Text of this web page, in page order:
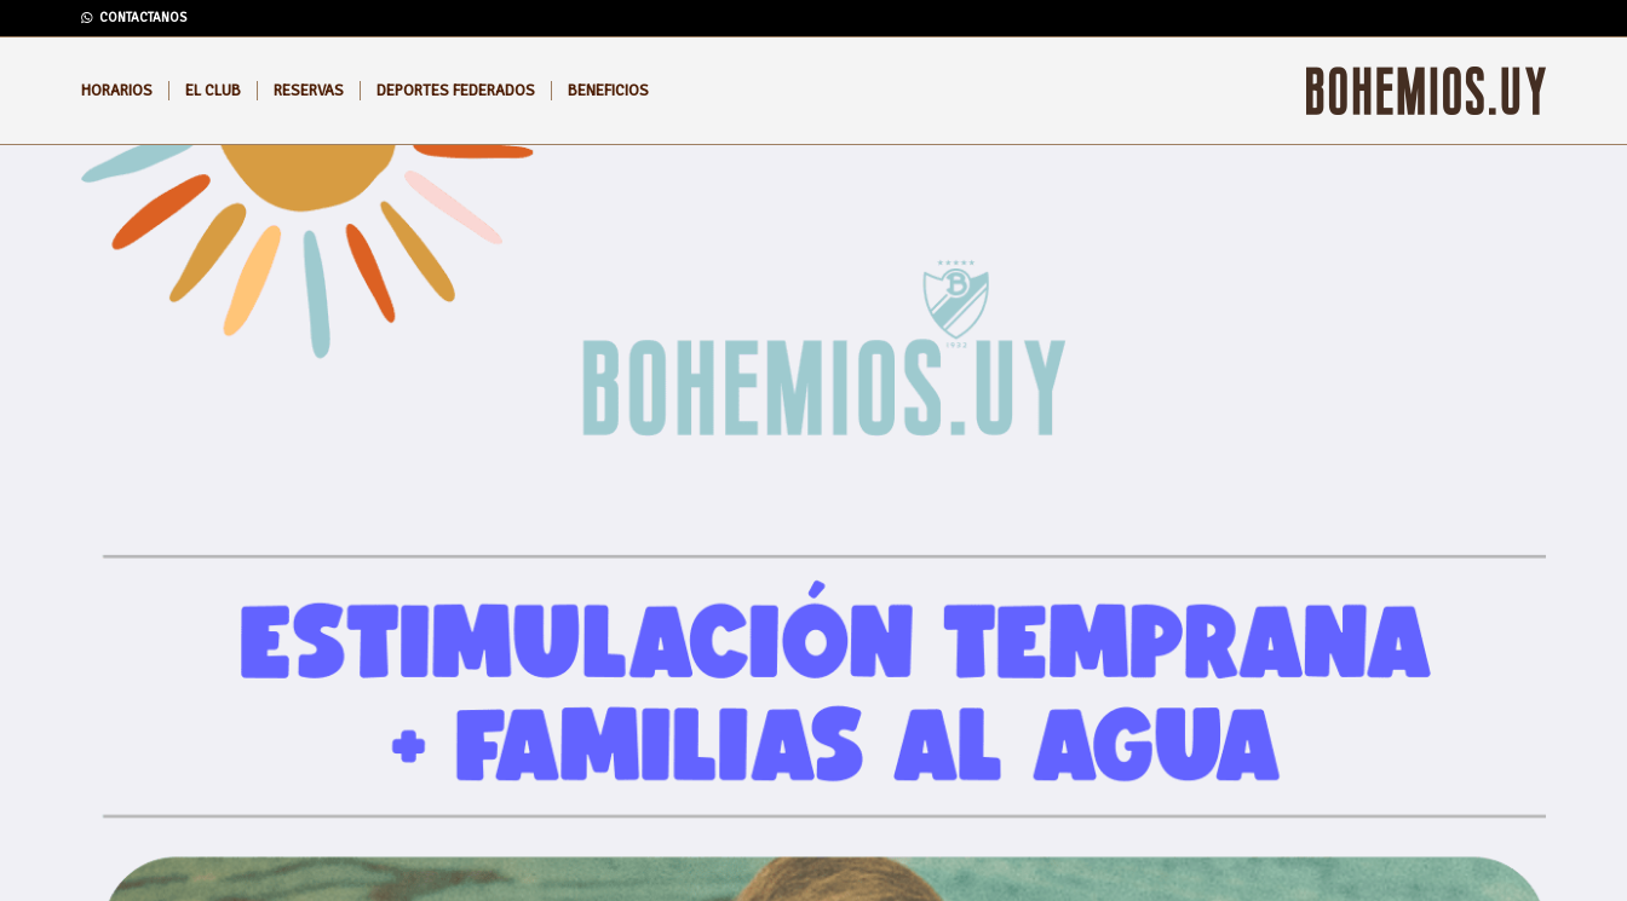
CONTACTANOS
HORARIOS EL CLUB RESERVAS DEPORTES FEDERADOS BENEFICIOS